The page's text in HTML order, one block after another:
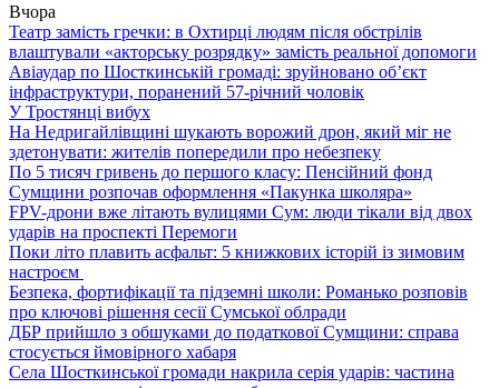
Вчора
Театр замість гречки: в Охтирці людям після обстрілів
влаштували «акторську розрядку» замість реальної допомоги
Авіаудар по Шосткинській громаді: зруйновано об’єкт
інфраструктури, поранений 57-річний чоловік
У Тростянці вибух
На Недригайлівщині шукають ворожий дрон, який міг не
здетонувати: жителів попередили про небезпеку
По 5 тисяч гривень до першого класу: Пенсійний фонд
Сумщини розпочав оформлення «Пакунка школяра»
FPV-дрони вже літають вулицями Сум: люди тікали від двох
ударів на проспекті Перемоги
Поки літо плавить асфальт: 5 книжкових історій із зимовим
настроєм
Безпека, фортифікації та підземні школи: Романько розповів
про ключові рішення сесії Сумської облради
ДБР прийшло з обшуками до податкової Сумщини: справа
стосується ймовірного хабаря
Села Шосткинської громади накрила серія ударів: частина